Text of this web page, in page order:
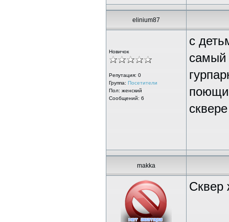
elinium87
Новичок
Репутация: 0
Группа: Посетители
Пол: женский
Сообщений: 6
с
самый
makka
Сквер